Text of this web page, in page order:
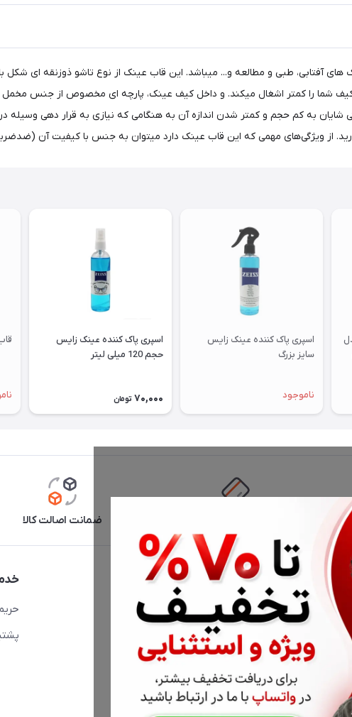
آفتابی، طبی و مطالعه و... میباشد. این قاب عینک از نوع تاشو ذوزنقه ای شکل
شما را کمتر اشغال میکند. و داخل کیف عینک، پارچه ای مخصوص از جنس
به کم حجم و کمتر شدن اندازه آن به هنگامی که نیازی به قرار دهی وسیله
از ویژگی‌های مهمی که این قاب عینک دارد میتوان به جنس با کیفیت آن
اسپری پاک کننده عینک زایس
سایز بزرگ
ناموجود
اسپری پاک کننده عینک زایس
حجم 120 میلی لیتر
70,000 تومان
ضمانت اصالت کالا
به سراسر کشور
دسترسی سریع
حساب کاربری
مجله فروشگاه
لیست محصولات
درباره ما